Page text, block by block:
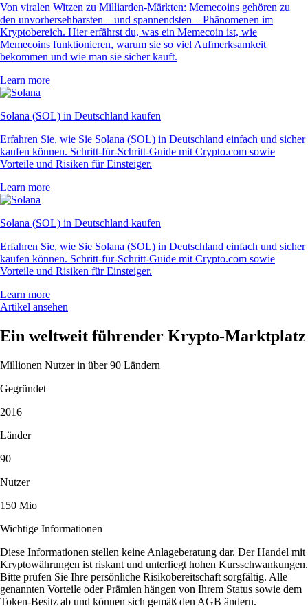
Von viralen Witzen zu Milliarden-Märkten: Memecoins gehören zu
den unvorhersehbarsten – und spannendsten – Phänomenen im
Kryptobereich. Hier erfährst du, was ein Memecoin ist, wie
Memecoins funktionieren, warum sie so viel Aufmerksamkeit
bekommen und wie man sie sicher kauft.
Learn more
Solana (SOL) in Deutschland kaufen
Erfahren Sie, wie Sie Solana (SOL) in Deutschland einfach und sicher
kaufen können. Schritt-für-Schritt-Guide mit Crypto.com sowie
Vorteile und Risiken für Einsteiger.
Learn more
Solana (SOL) in Deutschland kaufen
Erfahren Sie, wie Sie Solana (SOL) in Deutschland einfach und sicher
kaufen können. Schritt-für-Schritt-Guide mit Crypto.com sowie
Vorteile und Risiken für Einsteiger.
Learn more
Artikel ansehen
Ein weltweit führender Krypto-Marktplatz
Millionen Nutzer in über 90 Ländern
Gegründet
2016
Länder
90
Nutzer
150 Mio
Wichtige Informationen
Diese Informationen stellen keine Anlageberatung dar. Der Handel mit
Kryptowährungen ist riskant und unterliegt hohen Kursschwankungen.
Bitte prüfen Sie Ihre persönliche Risikobereitschaft sorgfältig. Alle
genannten Vorteile oder Prämien hängen von Ihrem Status sowie dem
Token-Besitz ab und können sich gemäß den AGB ändern.